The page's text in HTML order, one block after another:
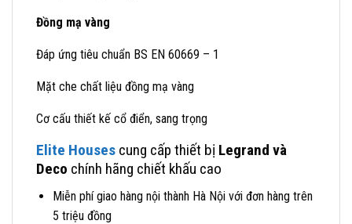
Đồng mạ vàng
Đáp ứng tiêu chuẩn BS EN 60669 – 1
Mặt che chất liệu đồng mạ vàng
Cơ cấu thiết kế cổ điển, sang trọng
Elite Houses cung cấp thiết bị Legrand và
Deco chính hãng chiết khấu cao
Miễn phí giao hàng nội thành Hà Nội với đơn hàng trên
5 triệu đồng